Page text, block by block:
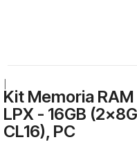
Kit Memoria
LPX - 16GB
CL16), PC